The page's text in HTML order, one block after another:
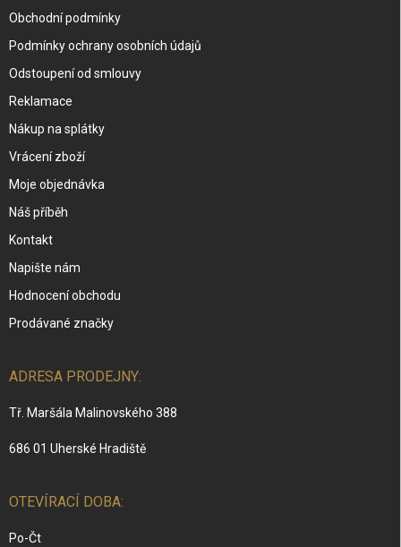
Obchodní podmínky
Podmínky ochrany osobních údajů
Odstoupení od smlouvy
Reklamace
Nákup na splátky
Vrácení zboží
Moje objednávka
Náš příběh
Kontakt
Napište nám
Hodnocení obchodu
Prodávané značky
ADRESA PRODEJNY:
Tř. Maršála Malinovského 388
686 01 Uherské Hradiště
OTEVÍRACÍ DOBA:
Po-Čt